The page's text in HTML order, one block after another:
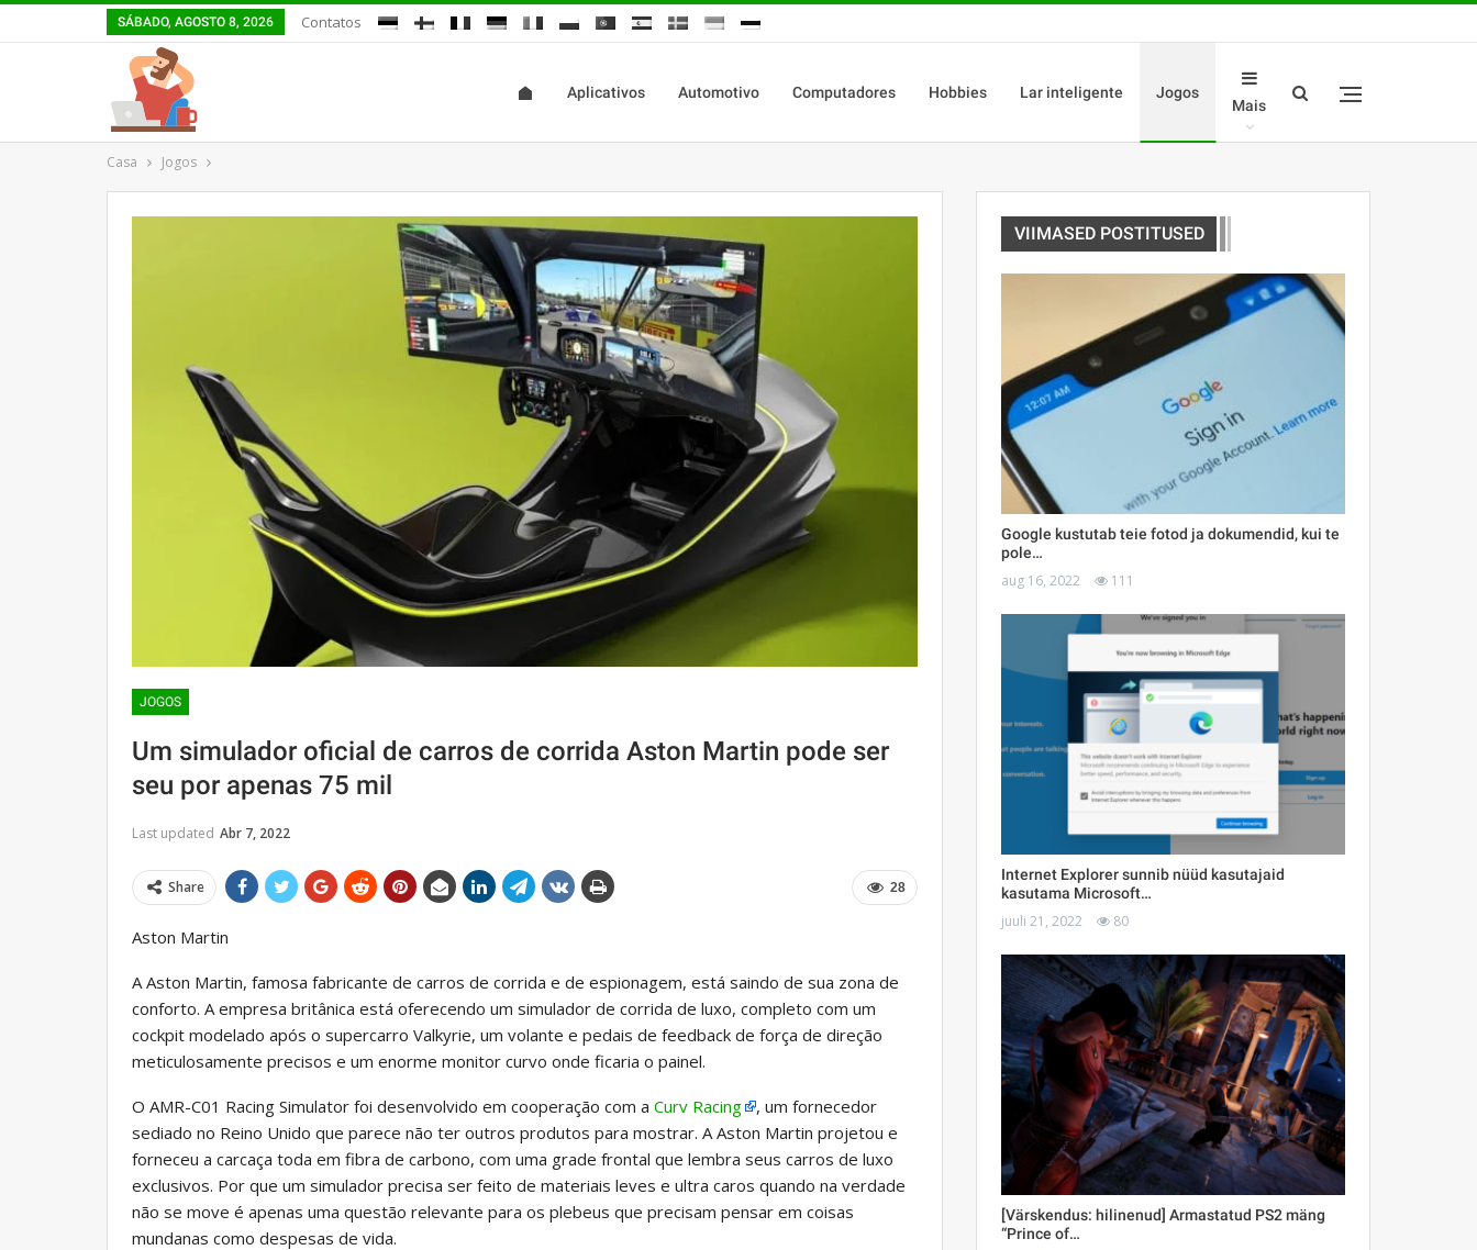
SÁBADO, AGOSTO 8, 2026 Contatos
Aplicativos Automotivo Computadores Hobbies Lar inteligente Jogos
Mais
Casa Jogos
JOGOS
Um simulador oficial de carros de corrida Aston Martin pode ser
seu por apenas 75 mil
Last updated Abr 7, 2022
28
Share
Aston Martin
A Aston Martin, famosa fabricante de carros de corrida e de espionagem, está saindo de sua zona de
conforto. A empresa britânica está oferecendo um simulador de corrida de luxo, completo com um
cockpit modelado após o supercarro Valkyrie, um volante e pedais de feedback de força de direção
meticulosamente precisos e um enorme monitor curvo onde ficaria o painel.
O AMR-C01 Racing Simulator foi desenvolvido em cooperação com a Curv Racing
, um fornecedor
sediado no Reino Unido que parece não ter outros produtos para mostrar. A Aston Martin projetou e
forneceu a carcaça toda em fibra de carbono, com uma grade frontal que lembra seus carros de luxo
exclusivos. Por que um simulador precisa ser feito de materiais leves e ultra caros quando na verdade
não se move é apenas uma questão relevante para os plebeus que precisam pensar em coisas
mundanas como despesas de vida.
VIIMASED POSTITUSED
Google kustutab teie fotod ja dokumendid, kui te
pole…
aug 16, 2022 111
Internet Explorer sunnib nüüd kasutajaid
kasutama Microsoft…
juuli 21, 2022 80
[Värskendus: hilinenud] Armastatud PS2 mäng
“Prince of…